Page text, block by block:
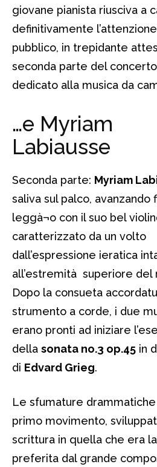
giovane pianista riusciva a
definitivamente
pubblico, in trepidante
seconda parte del concerto
dedicato alla musica da
…e Myriam
Labiausse
Seconda parte: Myriam
saliva sul palco, avanzando
leggà¬o con il suo bel
caratterizzato da un volto
dall’espressione ieratica
all’estremità superiore del
Dopo la consueta
strumento a corde, i due
erano pronti ad iniziare
della sonata no.3 op.45 in
di Edvard Grieg.
Le sfumature
primo movimento,
scrittura in quella che era
preferita dal grande